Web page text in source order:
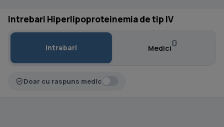
Intrebari Hiperlipoproteinemia de tip IV
Intrebari Medici0
Doar cu raspuns medic